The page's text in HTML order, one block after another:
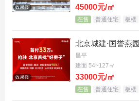
效果图 45000元/㎡
在售 普通住宅 板楼
效果图
北京城建·国誉燕园
昌平
建面 54~127㎡
33000元/㎡
在售 普通住宅 板楼